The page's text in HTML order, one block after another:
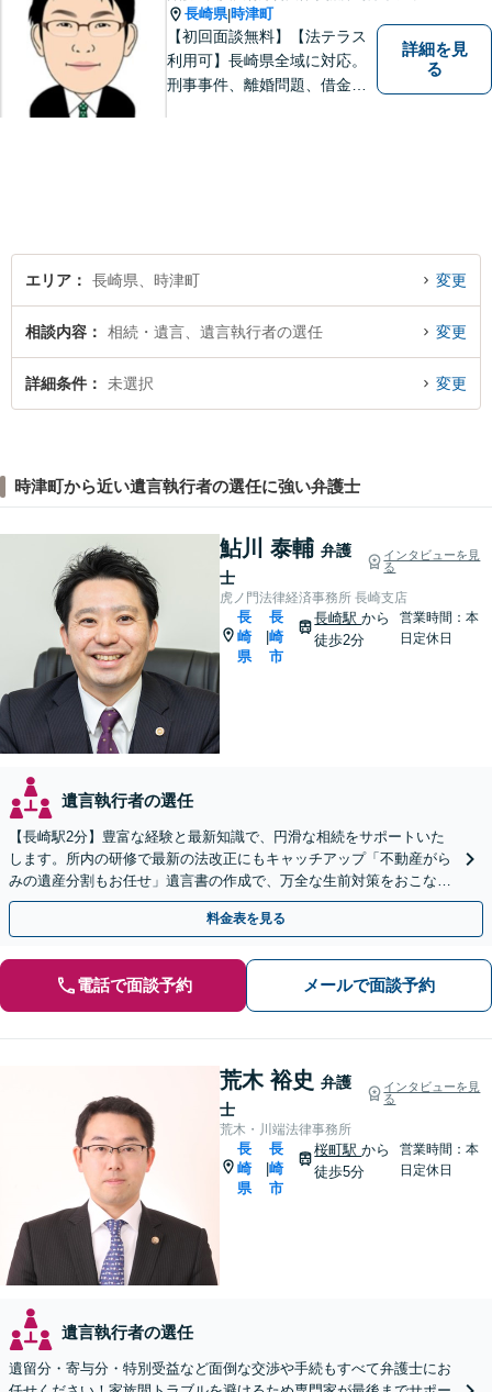
長崎県|時津町
【初回面談無料】【法テラス
利用可】長崎県全域に対応。
刑事事件、離婚問題、借金・
詳細を見
る
エリア 長崎県、時津町 変更
相談内容 相続・遺言、遺言執行者の選任 変更
詳細条件 未選択 変更
時津町から近い遺言執行者の選任に強い弁護士
鮎川 泰輔 弁護
士
インタビューを見
る
虎ノ門法律経済事務所 長崎支店
長
崎
県
長
崎
市
長崎駅から
徒歩2分
営業時間：本
日定休日
遺言執行者の選任
【長崎駅2分】豊富な経験と最新知識で、円滑な相続をサポートいた
します。所内の研修で最新の法改正にもキャッチアップ「不動産がら
みの遺産分割もお任せ」遺言書の作成で、万全な生前対策をおこない
ましょう【夜間・休日面談可】
料金表を見る
電話で面談予約 メールで面談予約
荒木 裕史 弁護
士
インタビューを見
る
荒木・川端法律事務所
長
崎
県
長
崎
市
桜町駅から
徒歩5分
営業時間：本
日定休日
遺言執行者の選任
遺留分・寄与分・特別受益など面倒な交渉や手続もすべて弁護士にお